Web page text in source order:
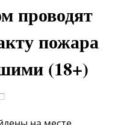
проводят
пожара
(18+)